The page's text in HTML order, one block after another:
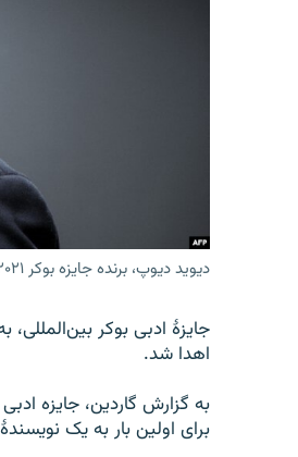
دیوید دیوپ، برنده جایزه بوکر ۲۰۲۱ و نویسنده رمان «شب‌ها، رنگِ همهٔ خون‌ها سیاه است»
جایزهٔ ادبی بوکر
اهدا شد.
به گزارش گاردین، جایزه
برای اولین بار به یک